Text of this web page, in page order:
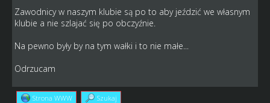
Zawodnicy w naszym klubie są po to aby jeździć we własnym
klubie a nie szlajać się po obczyźnie.
Na pewno były by na tym wałki i to nie małe...
Odrzucam
Strona WWW Szukaj